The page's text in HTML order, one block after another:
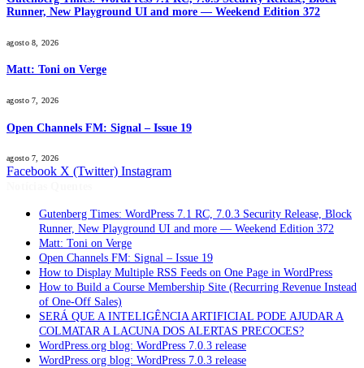
Runner, New Playground UI and more — Weekend Edition 372
agosto 8, 2026
Matt: Toni on Verge
agosto 7, 2026
Open Channels FM: Signal – Issue 19
agosto 7, 2026
Facebook X (Twitter) Instagram
Gutenberg Times: WordPress 7.1 RC, 7.0.3 Security Release, Block
Runner, New Playground UI and more — Weekend Edition 372
Matt: Toni on Verge
Open Channels FM: Signal – Issue 19
How to Display Multiple RSS Feeds on One Page in WordPress
How to Build a Course Membership Site (Recurring Revenue Instead
of One-Off Sales)
SERÁ QUE A INTELIGÊNCIA ARTIFICIAL PODE AJUDAR A
COLMATAR A LACUNA DOS ALERTAS PRECOCES?
WordPress.org blog: WordPress 7.0.3 release
WordPress.org blog: WordPress 7.0.3 release